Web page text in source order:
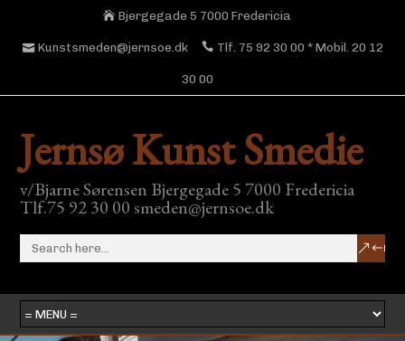
Bjergegade 5 7000 Fredericia
Kunstsmeden@jernsoe.dk Tlf. 75 92 30 00 * Mobil. 20 12
30 00
Jernsø Kunst Smedie
v/Bjarne Sørensen Bjergegade 5 7000 Fredericia
Tlf.75 92 30 00 smeden@jernsoe.dk